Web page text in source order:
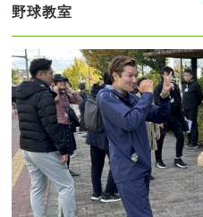
野球教室